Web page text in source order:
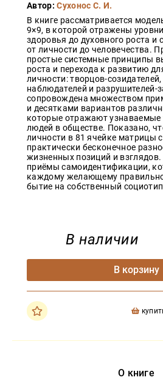
Автор:Сухонос С. И.
В книге рассматривается
9×9, в которой отражены
здоровья до духовного роста и
от личности до человечества.
простые системные принципы
роста и перехода к развитию
личности: творцов-
наблюдателей и разрушителей-
сопровождена множеством
и десятками вариантов
которые отражают узнаваемые
людей в обществе. Показано,
личности в 81 ячейке матрицы
практически бесконечное
жизненных позиций и
приёмы самоидентификации,
каждому желающему правильно
бытие на собственный
В наличии
В корзину
О книге
Красота
и
здоровье
Оптовикам
Авторам
Контакты
Мероприятия
+7(499)
350-17-
79
magazin.ru